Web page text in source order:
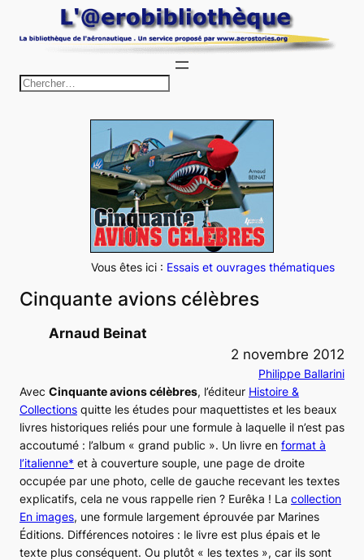
au
h
e
r
c
h
e
r
Vous êtes ici : Essais et ouvrages thématiques
Cinquante avions célèbres
Arnaud Beinat
2 novembre 2012
Philippe Ballarini
Avec Cinquante avions célèbres, l’éditeur Histoire &
Collections quitte les études pour maquettistes et les beaux
livres historiques reliés pour une formule à laquelle il n’est pas
accoutumé : l’album « grand public ». Un livre en format à
l’italienne* et à couverture souple, une page de droite
occupée par une photo, celle de gauche recevant les textes
explicatifs, cela ne vous rappelle rien ? Eurêka ! La collection
En images, une formule largement éprouvée par Marines
Éditions. Différences notoires : le livre est plus épais et le
texte plus conséquent. Ou plutôt « les textes », car ils sont